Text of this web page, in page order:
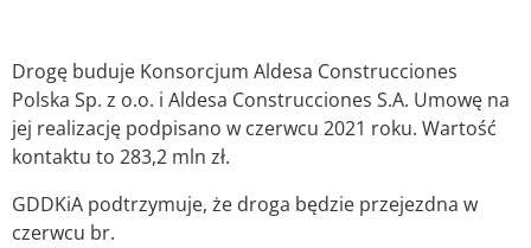
Drogę buduje Konsorcjum Aldesa Construcciones
Polska Sp. z o.o. i Aldesa Construcciones S.A. Umowę na
jej realizację podpisano w czerwcu 2021 roku. Wartość
kontaktu to 283,2 mln zł.
GDDKiA podtrzymuje, że droga będzie przejezdna w
czerwcu br.